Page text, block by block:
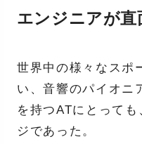
エンジニアが直
世界中の様々なスポ
い、音響のパイオニ
を持つATにとって
ジであった。